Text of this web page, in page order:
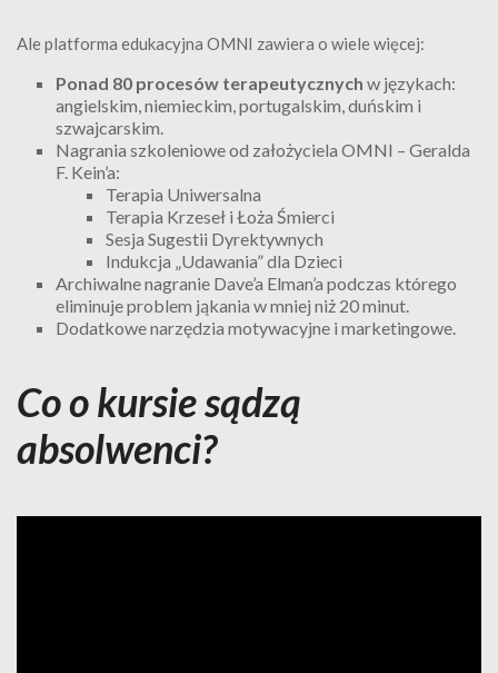
Ale platforma edukacyjna OMNI zawiera o wiele więcej:
Ponad 80 procesów terapeutycznych w językach:
angielskim, niemieckim, portugalskim, duńskim i
szwajcarskim.
Nagrania szkoleniowe od założyciela OMNI – Geralda
F. Kein’a:
Terapia Uniwersalna
Terapia Krzeseł i Łoża Śmierci
Sesja Sugestii Dyrektywnych
Indukcja „Udawania” dla Dzieci
Archiwalne nagranie Dave’a Elman’a podczas którego
eliminuje problem jąkania w mniej niż 20 minut.
Dodatkowe narzędzia motywacyjne i marketingowe.
Co o kursie sądzą
absolwenci?